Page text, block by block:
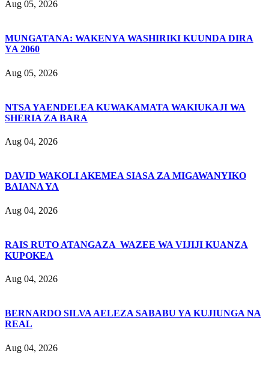
Aug 05, 2026
MUNGATANA: WAKENYA WASHIRIKI KUUNDA DIRA
YA 2060
Aug 05, 2026
NTSA YAENDELEA KUWAKAMATA WAKIUKAJI WA
SHERIA ZA BARA
Aug 04, 2026
DAVID WAKOLI AKEMEA SIASA ZA MIGAWANYIKO
BAIANA YA
Aug 04, 2026
RAIS RUTO ATANGAZA WAZEE WA VIJIJI KUANZA
KUPOKEA
Aug 04, 2026
BERNARDO SILVA AELEZA SABABU YA KUJIUNGA NA
REAL
Aug 04, 2026